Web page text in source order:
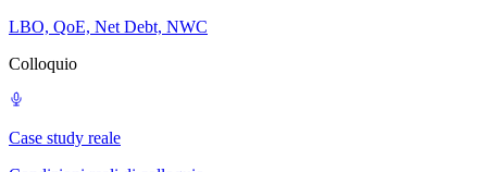
LBO, QoE, Net Debt, NWC
Colloquio
Case study reale